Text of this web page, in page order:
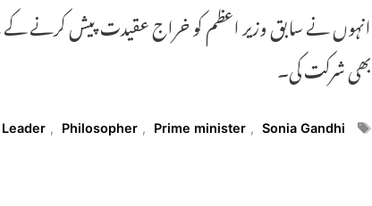
انہوں نے سابق وزیر اعظم کو خراج عقیدت پیش کرنے کے
بھی شرکت کی۔
Tags
Leader , Philosopher , Prime minister , Sonia Gandhi